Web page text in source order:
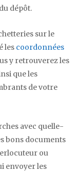
dépôt.
sur le
les coordonnées
y retrouverez les
que les
de votre
avec quelle-
bons documents
ou
envoyer les